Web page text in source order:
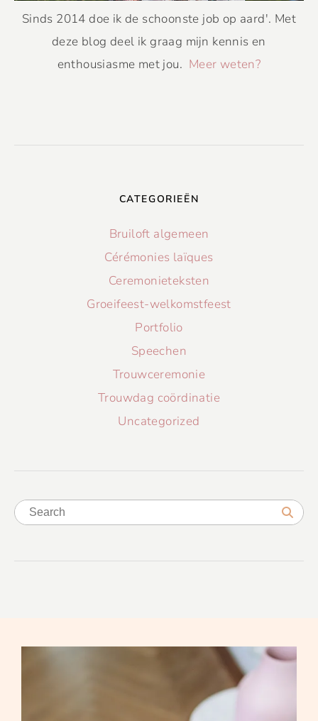
Sinds 2014 doe ik de schoonste job op aard'. Met
deze blog deel ik graag mijn kennis en
enthousiasme met jou. Meer weten?
CATEGORIEËN
Bruiloft algemeen
Cérémonies laïques
Ceremonieteksten
Groeifeest-welkomstfeest
Portfolio
Speechen
Trouwceremonie
Trouwdag coördinatie
Uncategorized